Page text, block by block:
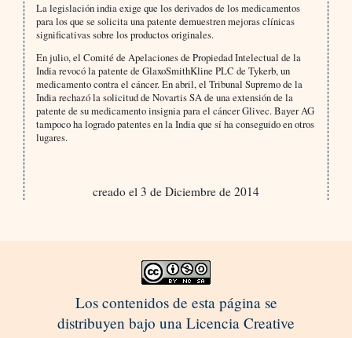
La legislación india exige que los derivados de los medicamentos
para los que se solicita una patente demuestren mejoras clínicas
significativas sobre los productos originales.
En julio, el Comité de Apelaciones de Propiedad Intelectual de la
India revocó la patente de GlaxoSmithKline PLC de Tykerb, un
medicamento contra el cáncer. En abril, el Tribunal Supremo de la
India rechazó la solicitud de Novartis SA de una extensión de la
patente de su medicamento insignia para el cáncer Glivec. Bayer AG
tampoco ha logrado patentes en la India que sí ha conseguido en otros
lugares.
creado el 3 de Diciembre de 2014
Los contenidos de esta página se
distribuyen bajo una Licencia Creative